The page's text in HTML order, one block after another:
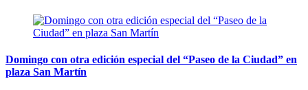
Domingo con otra edición especial del “Paseo de la Ciudad” en
plaza San Martín